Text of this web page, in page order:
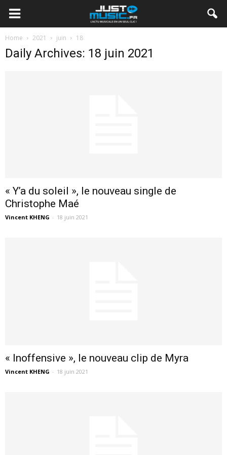
Home 2021 juin 18
Daily Archives: 18 juin 2021
« Y’a du soleil », le nouveau single de
Christophe Maé
Vincent KHENG - 18 juin 2021
« Inoffensive », le nouveau clip de Myra
Vincent KHENG - 18 juin 2021